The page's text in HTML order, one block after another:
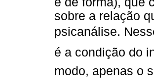
sobre a relação
psicanálise.
é a condição do
modo, apenas o